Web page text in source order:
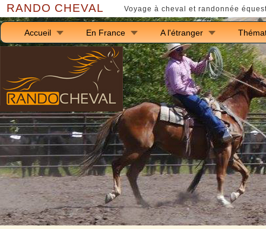
RANDO CHEVAL Voyage à cheval et randonnée
Accueil En France A l'étranger